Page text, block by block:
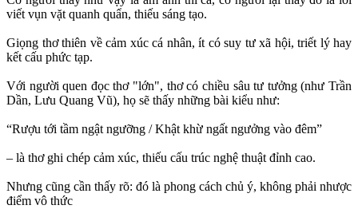
viết vụn vặt quanh quẩn, thiếu sáng tạo.
Giọng thơ thiên về cảm xúc cá nhân, ít có suy tư xã hội, triết lý hay
kết cấu phức tạp.
Với người quen đọc thơ "lớn", thơ có chiều sâu tư tưởng (như Trần
Dần, Lưu Quang Vũ), họ sẽ thấy những bài kiểu như:
“Rượu tới tầm ngật ngưỡng / Khật khừ ngất ngưởng vào đêm”
– là thơ ghi chép cảm xúc, thiếu cấu trúc nghệ thuật đỉnh cao.
Nhưng cũng cần thấy rõ: đó là phong cách chủ ý, không phải nhược
điểm vô thức